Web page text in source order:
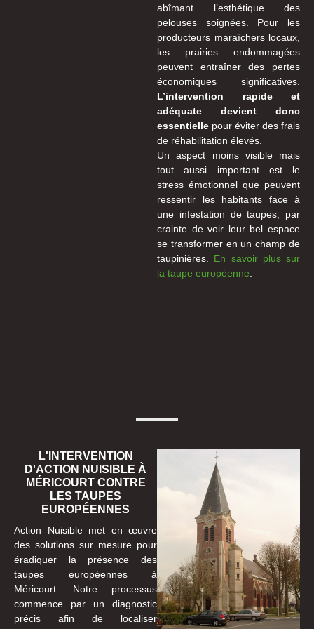
abîmant l’esthétique des
pelouses soignées. Pour les
producteurs maraîchers locaux,
les prairies endommagées
peuvent entraîner des pertes
économiques significatives.
L’intervention rapide et
adéquate devient donc
essentielle pour éviter des frais
de réhabilitation élevés.
Un aspect moins visible mais
tout aussi important est le
stress émotionnel que peuvent
ressentir les habitants face à
une infestation de taupes, par
crainte de voir leur bel espace
se transformer en un champ de
taupinières. En savoir plus sur
la taupe européenne.
L'INTERVENTION
D'ACTION NUISIBLE À
MÉRICOURT CONTRE
LES TAUPES
EUROPÉENNES
Action Nuisible met en œuvre
des solutions sur mesure pour
éradiquer la présence des
taupes européennes à
Méricourt. Notre processus
commence par un diagnostic
précis afin de localiser